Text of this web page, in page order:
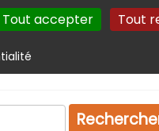
Tout accepter Tout
services Plan du site
Droit